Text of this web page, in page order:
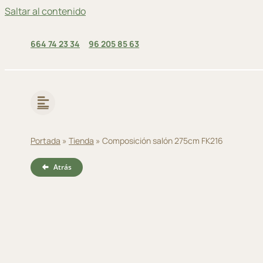
Saltar al contenido
664 74 23 34 96 205 85 63
Portada » Tienda » Composición salón 275cm FK216
Atrás